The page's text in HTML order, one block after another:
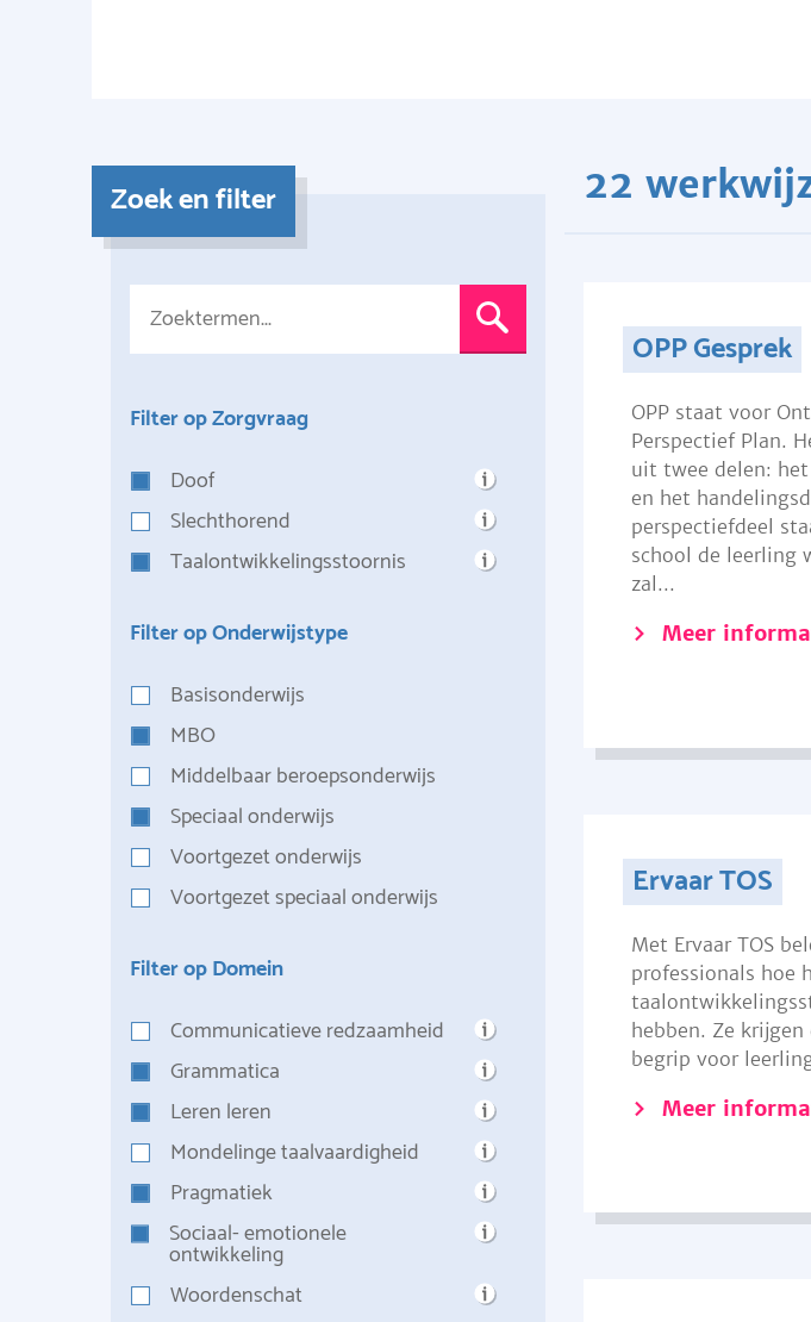
Zoek en filter
Filter op Zorgvraag
Doof
Slechthorend
Taalontwikkelingsstoornis
Filter op Onderwijstype
Basisonderwijs
MBO
Middelbaar beroepsonderwijs
Speciaal onderwijs
Voortgezet onderwijs
Voortgezet speciaal onderwijs
Filter op Domein
Communicatieve redzaamheid
Grammatica
Leren leren
Mondelinge taalvaardigheid
Pragmatiek
Sociaal- emotionele
ontwikkeling
Woordenschat
22
OPP Gesprek
OPP staat voor
Perspectief Plan.
uit twee delen: het
en het
perspectiefdeel
school de leerling
zal...
Meer
Ervaar TOS
Met Ervaar TOS
professionals hoe
hebben. Ze
begrip voor
Meer